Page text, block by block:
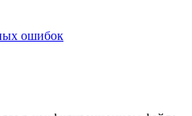
ошибок